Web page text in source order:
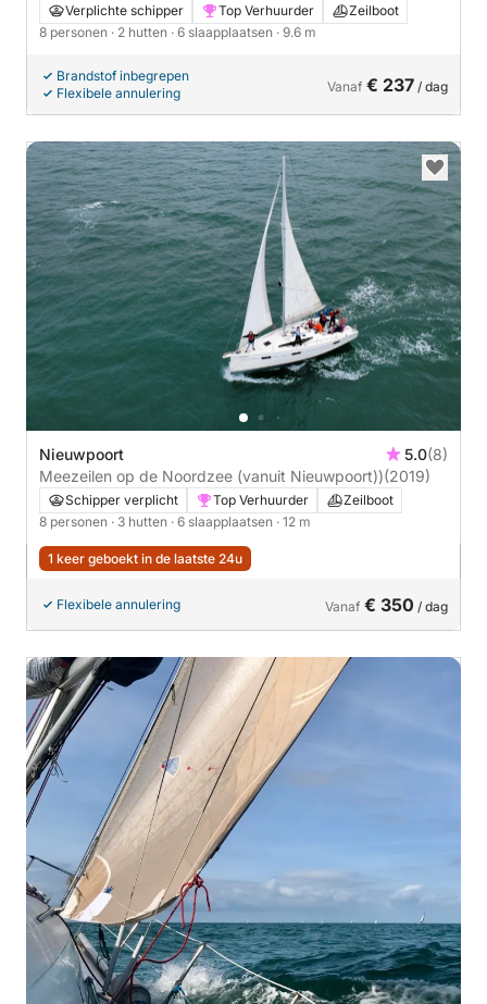
Verplichte schipper Top Verhuurder
Zeilboot
8 personen · 2 hutten · 6 slaapplaatsen · 9.6 m
Brandstof inbegrepen
Flexibele annulering
Vanaf € 237 / dag
Nieuwpoort 5.0(8)
Meezeilen op de Noordzee (vanuit Nieuwpoort))(2019)
Schipper verplicht Top Verhuurder
Zeilboot
8 personen · 3 hutten · 6 slaapplaatsen · 12 m
1 keer geboekt in de laatste 24u
Flexibele annulering Vanaf € 350 / dag